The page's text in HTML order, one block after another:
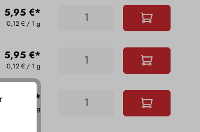
5,95 €*
0,12 € / 1 g
5,95 €*
0,12 € / 1 g
5,95 €*
0,12 € / 1 g